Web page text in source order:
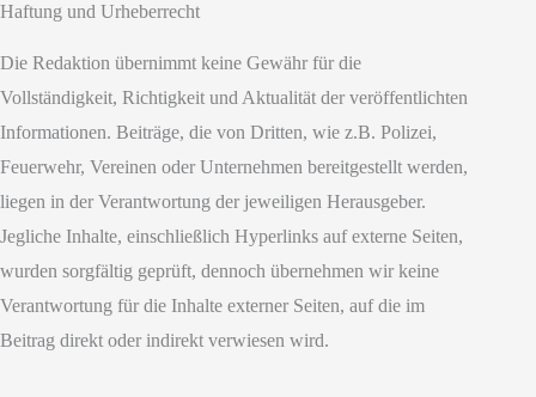
Haftung und Urheberrecht
Die Redaktion übernimmt keine Gewähr für die
Vollständigkeit, Richtigkeit und Aktualität der veröffentlichten
Informationen. Beiträge, die von Dritten, wie z.B. Polizei,
Feuerwehr, Vereinen oder Unternehmen bereitgestellt werden,
liegen in der Verantwortung der jeweiligen Herausgeber.
Jegliche Inhalte, einschließlich Hyperlinks auf externe Seiten,
wurden sorgfältig geprüft, dennoch übernehmen wir keine
Verantwortung für die Inhalte externer Seiten, auf die im
Beitrag direkt oder indirekt verwiesen wird.